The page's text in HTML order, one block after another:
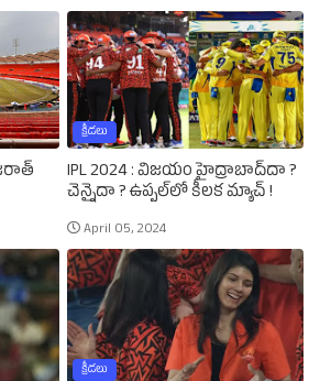
క్రీడలు
IPL 2024 : విజయం హైద్రాబాద్‌దా ?
చెన్నైదా ? ఉప్పల్‌లో కీలక మ్యాచ్‌ !
April 05, 2024
క్రీడలు